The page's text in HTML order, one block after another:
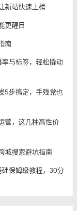
新站快速上榜
更醒目
南
与标签，轻松撬动
5步搞定，手残党也
营，这几种高性价
城搜索避坑指南
保姆级教程，30分